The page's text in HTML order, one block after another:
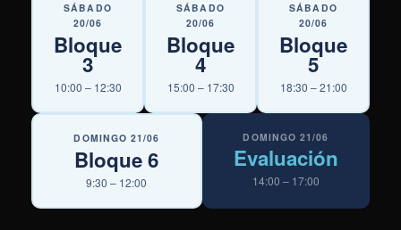
SÁBADO
20/06
Bloque
3
10:00 – 12:30
SÁBADO
20/06
Bloque
4
15:00 – 17:30
SÁBADO
20/06
Bloque
5
18:30 – 21:00
DOMINGO 21/06
Bloque 6
9:30 – 12:00
DOMINGO 21/06
Evaluación
14:00 – 17:00